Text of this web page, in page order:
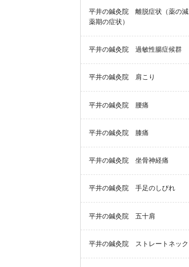
平井の鍼灸院 離脱症状（薬の減
薬期の症状）
平井の鍼灸院 過敏性腸症候群
平井の鍼灸院 肩こり
平井の鍼灸院 腰痛
平井の鍼灸院 膝痛
平井の鍼灸院 坐骨神経痛
平井の鍼灸院 手足のしびれ
平井の鍼灸院 五十肩
平井の鍼灸院 ストレートネック